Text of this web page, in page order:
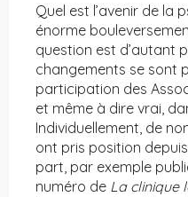
Quel est l’avenir de la
énorme
question est d’autant
changements se sont
participation des
et même à dire vrai,
Individuellement, de
ont pris position
part, par exemple
numéro de La clinique